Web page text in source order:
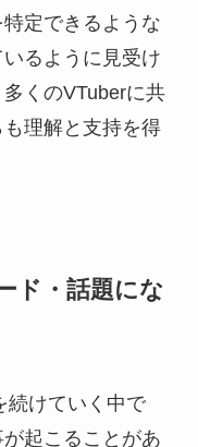
定できるような
るように見受け
くのVTuberに共
理解と支持を得
ド・話題にな
続けていく中で
起こることがあ